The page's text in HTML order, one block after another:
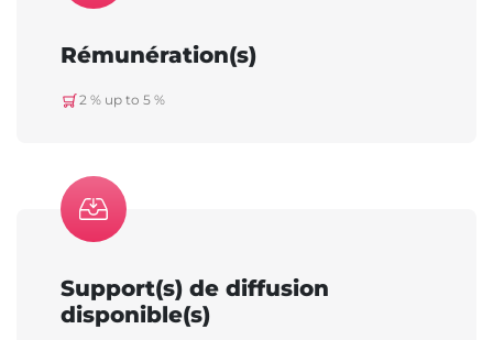
Rémunération(s)
2 % up to 5 %
Support(s) de diffusion
disponible(s)